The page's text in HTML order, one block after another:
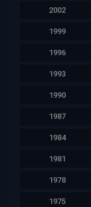
2002
1999
1996
1993
1990
1987
1984
1981
1978
1975